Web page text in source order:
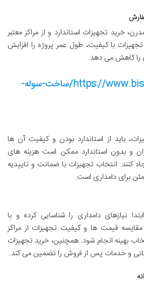
خرید تجهیزات استاندارد و از مراکز معتبر
با کیفیت، طول عمر پروژه را افزایش
را کاهش می دهد.
https://www.bisotoonsazeh.com/ساخت-سوله-
باید از استاندارد بودن و کیفیت آن ها
و بدون استاندارد ممکن است هزینه های
کنند. انتخاب تجهیزات با ضمانت و تاییدیه
برای دامداری است.
نیازهای دامداری را شناسایی کرده و با
قیمت ها و کیفیت تجهیزات از مراکز
بهینه انجام شود. همچنین، خرید تجهیزات
و خدمات پس از فروش را تضمین می کند.